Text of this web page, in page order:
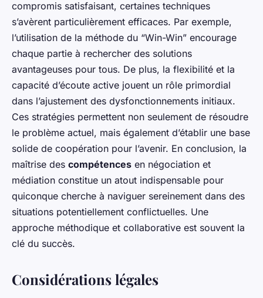
compromis satisfaisant, certaines techniques
s’avèrent particulièrement efficaces. Par exemple,
l’utilisation de la méthode du “Win-Win” encourage
chaque partie à rechercher des solutions
avantageuses pour tous. De plus, la flexibilité et la
capacité d’écoute active jouent un rôle primordial
dans l’ajustement des dysfonctionnements initiaux.
Ces stratégies permettent non seulement de résoudre
le problème actuel, mais également d’établir une base
solide de coopération pour l’avenir. En conclusion, la
maîtrise des compétences en négociation et
médiation constitue un atout indispensable pour
quiconque cherche à naviguer sereinement dans des
situations potentiellement conflictuelles. Une
approche méthodique et collaborative est souvent la
clé du succès.
Considérations légales